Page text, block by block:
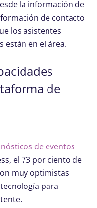
la información de
de contacto
los asistentes
están en el área.
de
de eventos
el 73 por ciento de
muy optimistas
para